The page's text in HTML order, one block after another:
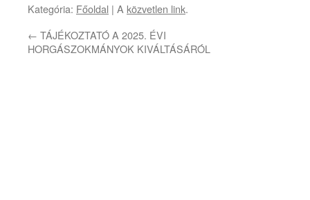
Kategória: Főoldal | A közvetlen link.
← TÁJÉKOZTATÓ A 2025. ÉVI
HORGÁSZOKMÁNYOK KIVÁLTÁSÁRÓL